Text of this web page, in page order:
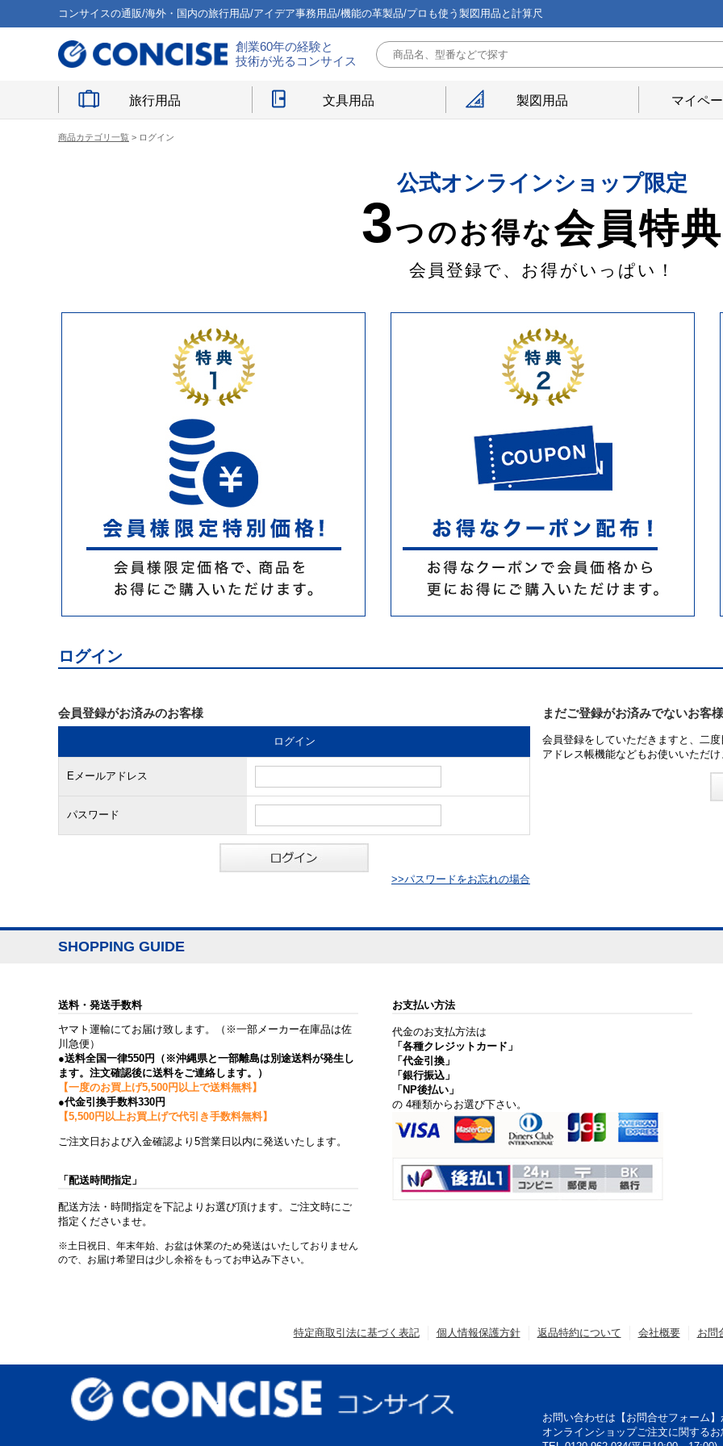
コンサイスの通販/海外・国内の旅行用品/アイデア事務用品/機能の革製品/プロも使う製図用品と計算尺
創業60年の経験と
技術が光るコンサイス
旅行用品 文具用品 製図用品 マイペ
商品カテゴリ一覧 > ログイン
公式オンラインショップ限定
3つのお得な会員特典
会員登録で、お得がいっぱい！
ログイン
会員登録がお済みのお客様
ログイン
Eメールアドレス
パスワード
>>パスワードをお忘れの場合
まだご登録がお済みでないお客様
会員登録をしていただきますと、二
アドレス帳機能などもお使いいただ
SHOPPING GUIDE
送料・発送手数料
ヤマト運輸にてお届け致します。（※一部メーカー在庫品は佐
川急便）
●送料全国一律550円（※沖縄県と一部離島は別途送料が発生し
ます。注文確認後に送料をご連絡します。）
【一度のお買上げ5,500円以上で送料無料】
●代金引換手数料330円
【5,500円以上お買上げで代引き手数料無料】
ご注文日および入金確認より5営業日以内に発送いたします。
「配送時間指定」
配送方法・時間指定を下記よりお選び頂けます。ご注文時にご
指定くださいませ。
※土日祝日、年末年始、お盆は休業のため発送はいたしておりません
ので、お届け希望日は少し余裕をもってお申込み下さい。
お支払い方法
代金のお支払方法は
「各種クレジットカード」
「代金引換」
「銀行振込」
「NP後払い」
の 4種類からお選び下さい。
特定商取引法に基づく表記 個人情報保護方針 返品特約について 会社概要 お問
お問い合わせは【お問合せフォーム
オンラインショップご注文に関する